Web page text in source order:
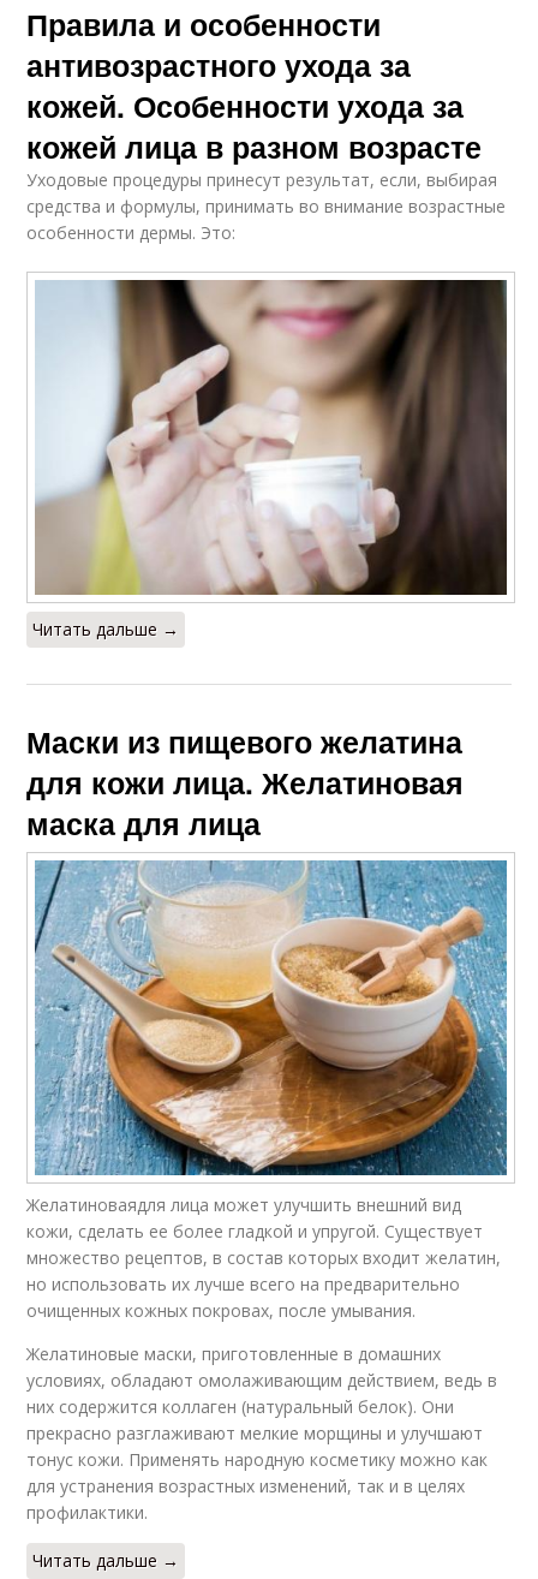
Правила и особенности
антивозрастного ухода за
кожей. Особенности ухода за
кожей лица в разном возрасте
Уходовые процедуры принесут результат, если, выбирая
средства и формулы, принимать во внимание возрастные
особенности дермы. Это:
Читать дальше →
Маски из пищевого желатина
для кожи лица. Желатиновая
маска для лица
Желатиноваядля лица может улучшить внешний вид
кожи, сделать ее более гладкой и упругой. Существует
множество рецептов, в состав которых входит желатин,
но использовать их лучше всего на предварительно
очищенных кожных покровах, после умывания.
Желатиновые маски, приготовленные в домашних
условиях, обладают омолаживающим действием, ведь в
них содержится коллаген (натуральный белок). Они
прекрасно разглаживают мелкие морщины и улучшают
тонус кожи. Применять народную косметику можно как
для устранения возрастных изменений, так и в целях
профилактики.
Читать дальше →